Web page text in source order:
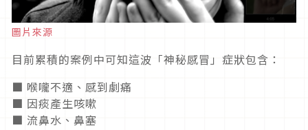
圖片來源
目前累積的案例中可知這波「神秘感冒」症狀包含：
■ 喉嚨不適、感到劇痛
■ 因痰產生咳嗽
■ 流鼻水、鼻塞